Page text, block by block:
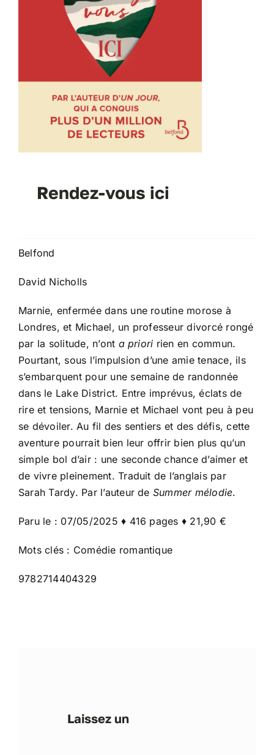
Rendez-vous ici
Belfond
David Nicholls
Marnie, enfermée dans une routine morose à
Londres, et Michael, un professeur divorcé rongé
par la solitude, n’ont a priori rien en commun.
Pourtant, sous l’impulsion d’une amie tenace, ils
s’embarquent pour une semaine de randonnée
dans le Lake District. Entre imprévus, éclats de
rire et tensions, Marnie et Michael vont peu à peu
se dévoiler. Au fil des sentiers et des défis, cette
aventure pourrait bien leur offrir bien plus qu’un
simple bol d’air : une seconde chance d’aimer et
de vivre pleinement. Traduit de l’anglais par
Sarah Tardy. Par l’auteur de Summer mélodie.
Paru le : 07/05/2025 ♦ 416 pages ♦ 21,90 €
Mots clés : Comédie romantique
9782714404329
Laissez un